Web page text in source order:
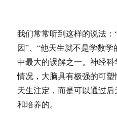
我们常常听到这样的说法
因”、“他天生就不是学数
中最大的误解之一。神经
情况，大脑具有极强的可
天生注定，而是可以通过
和培养的。